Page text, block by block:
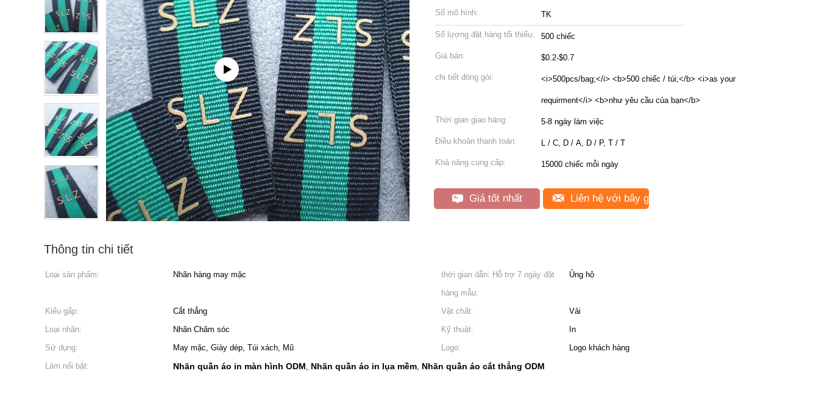
Số mô hình: TK
Số lượng đặt hàng tối thiểu: 500 chiếc
Giá bán: $0.2-$0.7
chi tiết đóng gói: <i>500pcs/bag;</i> <b>500 chiếc / túi;</b> <i>as your
requirment</i> <b>như yêu cầu của bạn</b>
Thời gian giao hàng: 5-8 ngày làm việc
Điều khoản thanh toán: L / C, D / A, D / P, T / T
Khả năng cung cấp: 15000 chiếc mỗi ngày
Giá tốt nhất Liên hệ với bây giờ
Thông tin chi tiết
Loại sản phẩm: Nhãn hàng may mặc
thời gian dẫn: Hỗ trợ 7 ngày đặt
hàng mẫu:
Ủng hộ
Kiểu gấp: Cắt thẳng Vật chất:
Vải
Loại nhãn:
Nhãn Chăm sóc Kỹ thuật:
In
Sử dụng:
May mặc, Giày dép, Túi xách, Mũ Logo:
Logo khách hàng
Làm nổi bật:
Nhãn quần áo in màn hình ODM, Nhãn quần áo in lụa mềm, Nhãn quần áo cắt thẳng ODM